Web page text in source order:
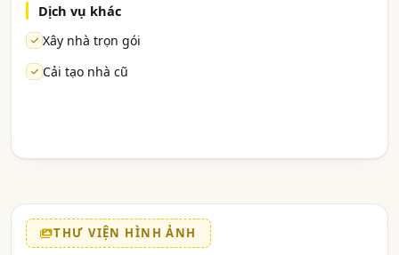
Dịch vụ khác
Xây nhà trọn gói
Cải tạo nhà cũ
THƯ VIỆN HÌNH ẢNH